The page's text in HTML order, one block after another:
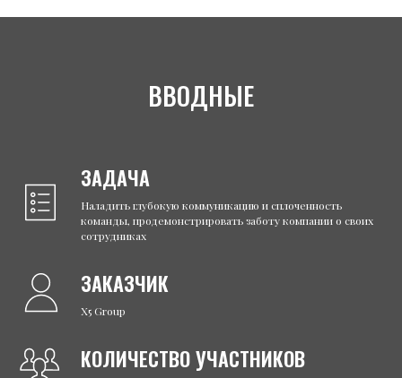
ВВОДНЫЕ
ЗАДАЧА
Наладить глубокую коммуникацию и сплоченность
команды, продемонстрировать заботу компании о своих
сотрудниках
ЗАКАЗЧИК
X5 Group
КОЛИЧЕСТВО УЧАСТНИКОВ